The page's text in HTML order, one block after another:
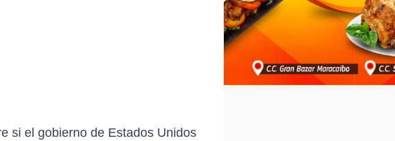
si el gobierno de Estados Unidos